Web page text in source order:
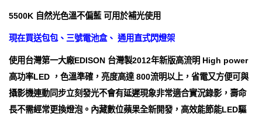
5500K 自然光色溫不偏藍 可用於補光使用
現在買送包包、三號電池盒、 通用直式閃燈架
使用台灣第一大廠EDISON 台灣製2012年新版高流明 High power
高功率LED ，色溫準確，亮度高達 800流明以上，省電又方便可與
攝影機連動同步立刻發光不會有延遲現象非常適合實況錄影，壽命
長不需經常更換燈泡。內藏數位蘋果全新開發，高效能節能LED驅